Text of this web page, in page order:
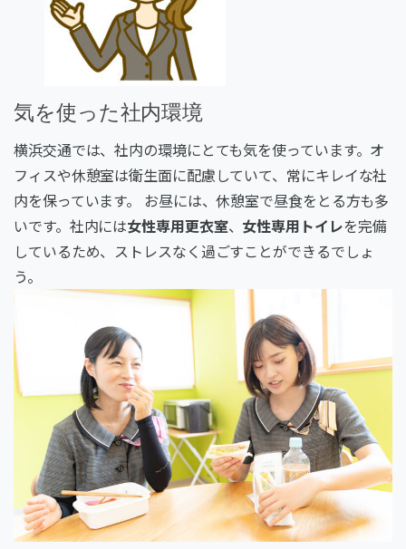
気を使った社内環境
横浜交通では、社内の環境にとても気を使っています。オ
フィスや休憩室は衛生面に配慮していて、常にキレイな社
内を保っています。 お昼には、休憩室で昼食をとる方も多
いです。社内には女性専用更衣室、 女性専用トイレを完備
しているため、ストレスなく過ごすことができるでしょ
う。